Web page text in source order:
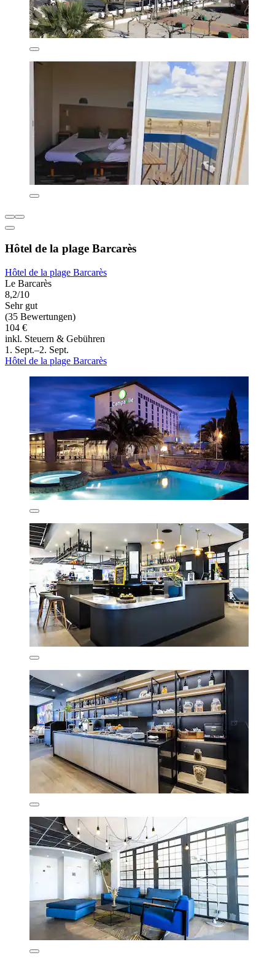
Hôtel de la plage Barcarès
Hôtel de la plage Barcarès
Le Barcarès
8,2/10
Sehr gut
(35 Bewertungen)
104 €
inkl. Steuern & Gebühren
1. Sept.–2. Sept.
Hôtel de la plage Barcarès